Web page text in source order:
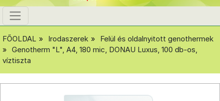
FŐOLDAL Irodaszerek
Felül és oldalnyitott genothermek
Genotherm "L", A4, 180 mic, DONAU Luxus, 100 db-os,
víztiszta